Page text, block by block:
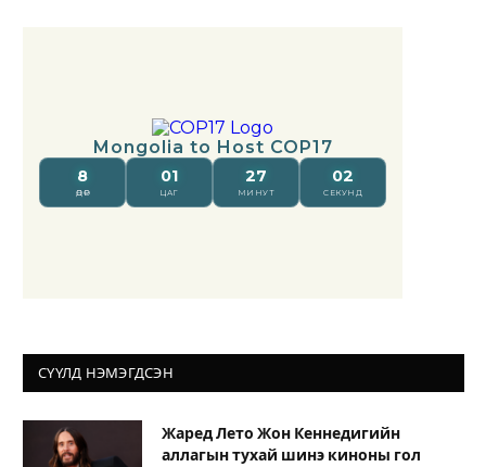
СҮҮЛД НЭМЭГДСЭН
Жаред Лето Жон Кеннедигийн
аллагын тухай шинэ киноны гол